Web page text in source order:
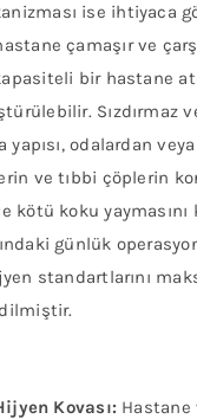
ise ihtiyaca
çamaşır ve
bir hastane
Sızdırmaz
odalardan
ve tıbbi çöplerin
kötü koku yaymasını
günlük
standartlarını
Kovası: